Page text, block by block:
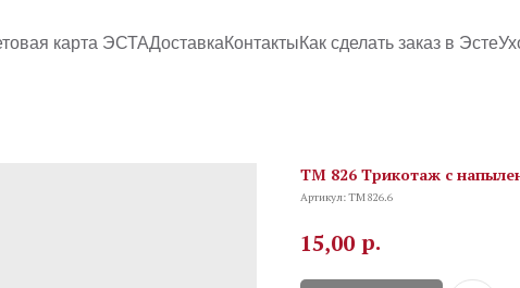
карта ЭСТАДоставкаКонтактыКак сделать заказ в Эсте
TM 826 Трикотаж с
Артикул:TM 826.6
15,00 р.